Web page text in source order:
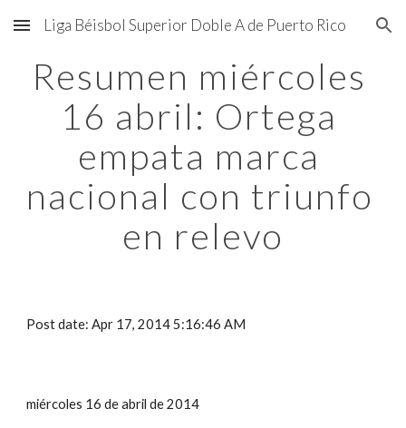
Skip to main content Skip to navigation
Liga Béisbol Superior Doble A de Puerto Rico
Resumen miércoles
16 abril: Ortega
empata marca
nacional con triunfo
en relevo
Post date: Apr 17, 2014 5:16:46 AM
miércoles 16 de abril de 2014